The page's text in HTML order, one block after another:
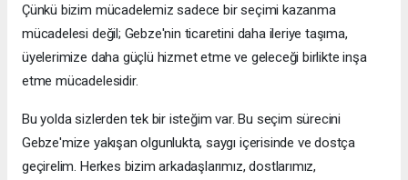
Çünkü bizim mücadelemiz sadece bir seçimi kazanma
mücadelesi değil; Gebze'nin ticaretini daha ileriye taşıma,
üyelerimize daha güçlü hizmet etme ve geleceği birlikte inşa
etme mücadelesidir.
Bu yolda sizlerden tek bir isteğim var. Bu seçim sürecini
Gebze'mize yakışan olgunlukta, saygı içerisinde ve dostça
geçirelim. Herkes bizim arkadaşlarımız, dostlarımız,